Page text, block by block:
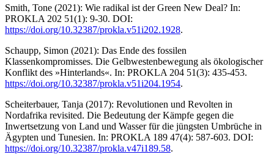
Smith, Tone (2021): Wie radikal ist der Green New Deal? In:
PROKLA 202 51(1): 9-30. DOI:
https://doi.org/10.32387/prokla.v51i202.1928.
Schaupp, Simon (2021): Das Ende des fossilen
Klassenkompromisses. Die Gelbwestenbewegung als ökologischer
Konflikt des »Hinterlands«. In: PROKLA 204 51(3): 435-453.
https://doi.org/10.32387/prokla.v51i204.1954.
Scheiterbauer, Tanja (2017): Revolutionen und Revolten in
Nordafrika revisited. Die Bedeutung der Kämpfe gegen die
Inwertsetzung von Land und Wasser für die jüngsten Umbrüche in
Ägypten und Tunesien. In: PROKLA 189 47(4): 587-603. DOI:
https://doi.org/10.32387/prokla.v47i189.58.